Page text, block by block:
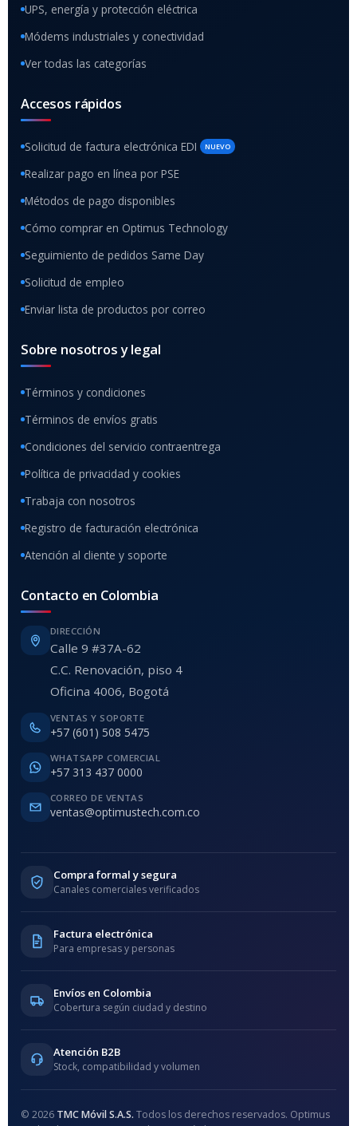
UPS, energía y protección eléctrica
Módems industriales y conectividad
Ver todas las categorías
Accesos rápidos
Solicitud de factura electrónica EDI NUEVO
Realizar pago en línea por PSE
Métodos de pago disponibles
Cómo comprar en Optimus Technology
Seguimiento de pedidos Same Day
Solicitud de empleo
Enviar lista de productos por correo
Sobre nosotros y legal
Términos y condiciones
Términos de envíos gratis
Condiciones del servicio contraentrega
Política de privacidad y cookies
Trabaja con nosotros
Registro de facturación electrónica
Atención al cliente y soporte
Contacto en Colombia
DIRECCIÓN
Calle 9 #37A-62
C.C. Renovación, piso 4
Oficina 4006, Bogotá
VENTAS Y SOPORTE
+57 (601) 508 5475
WHATSAPP COMERCIAL
+57 313 437 0000
CORREO DE VENTAS
ventas@optimustech.com.co
Compra formal y segura
Canales comerciales verificados
Factura electrónica
Para empresas y personas
Envíos en Colombia
Cobertura según ciudad y destino
Atención B2B
Stock, compatibilidad y volumen
© 2026 TMC Móvil S.A.S. Todos los derechos reservados. Optimus